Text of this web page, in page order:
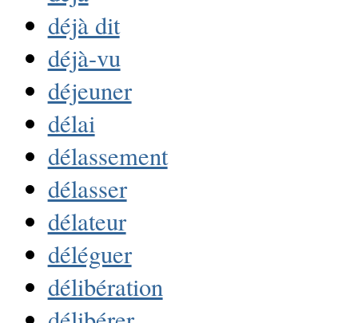
déjà dit
déjà-vu
déjeuner
délai
délassement
délasser
délateur
déléguer
délibération